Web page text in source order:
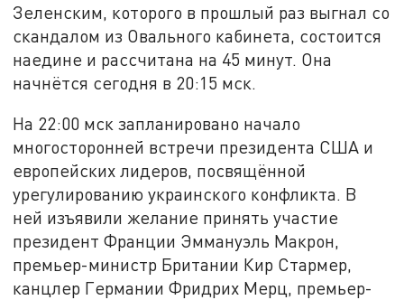
Зеленским, которого в прошлый раз выгнал со
скандалом из Овального кабинета, состоится
наедине и рассчитана на 45 минут. Она
начнётся сегодня в 20:15 мск.
На 22:00 мск запланировано начало
многосторонней встречи президента США и
европейских лидеров, посвящённой
урегулированию украинского конфликта. В
ней изъявили желание принять участие
президент Франции Эммануэль Макрон,
премьер-министр Британии Кир Стармер,
канцлер Германии Фридрих Мерц, премьер-